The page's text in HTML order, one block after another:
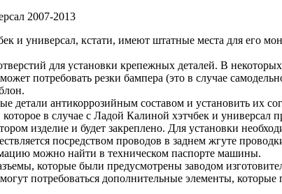
2007-2013
и универсал, кстати, имеют штатные места для его
для установки крепежных деталей. В
потребовать резки бампера (это в случае
детали антикоррозийным составом и установить их
в случае с Ладой Калиной хэтчбек и
изделие и будет закреплено. Для установки
посредством проводов в заднем жгуте
можно найти в техническом паспорте машины.
которые были предусмотрены заводом
потребоваться дополнительные элементы, которые